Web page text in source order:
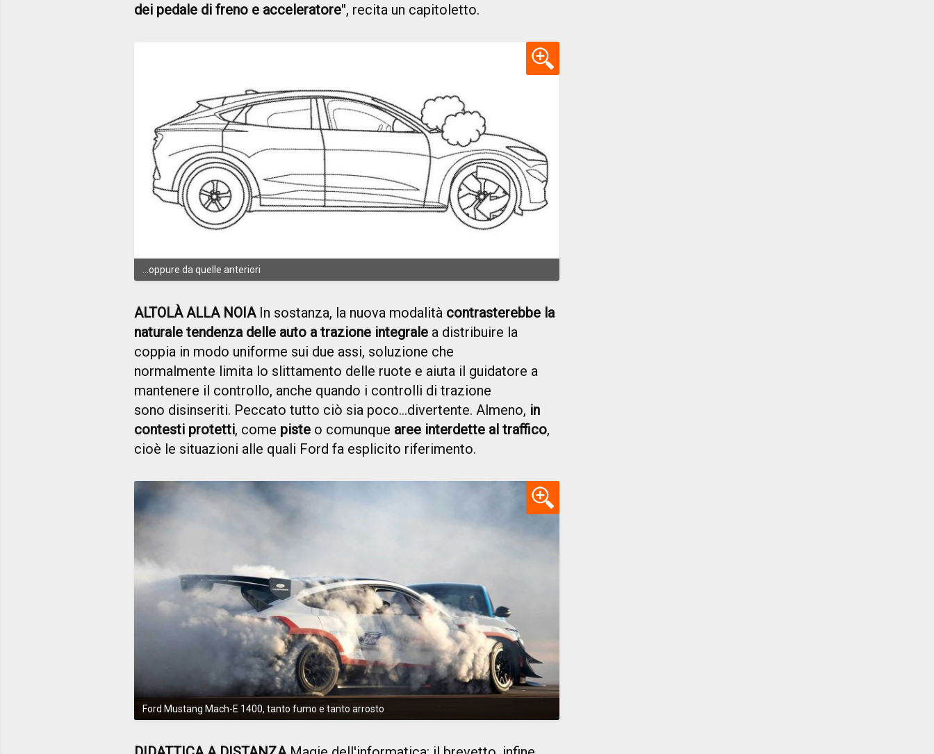
dei pedale di freno e acceleratore'', recita un capitoletto.
...oppure da quelle anteriori
ALTOLÀ ALLA NOIAIn sostanza, la nuova modalità contrasterebbe la
naturale tendenza delle auto a trazione integrale a distribuire la
coppia in modo uniforme sui due assi, soluzione che
normalmente limita lo slittamento delle ruote e aiuta il guidatore a
mantenere il controllo, anche quando i controlli di trazione
sono disinseriti. Peccato tutto ciò sia poco...divertente. Almeno, in
contesti protetti, come piste o comunque aree interdette al traffico,
cioè le situazioni alle quali Ford fa esplicito riferimento.
Ford Mustang Mach-E 1400, tanto fumo e tanto arrosto